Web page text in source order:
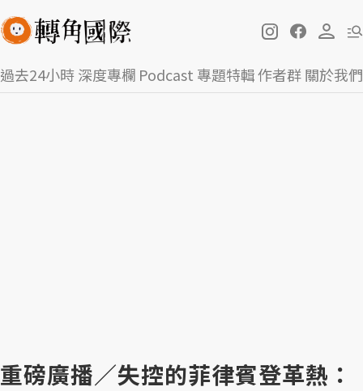
過去24小時深度專欄 Podcast 專題特輯作者群關於我們
重磅廣播／失控的菲律賓登革熱：